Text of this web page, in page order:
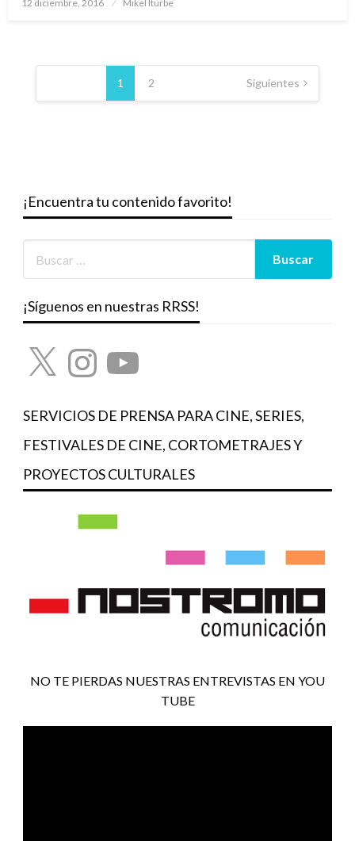
12 diciembre, 2016 Mikel Iturbe
Paginación
entradas
1 2 Siguientes
¡Encuentra tu contenido favorito!
¡Síguenos en nuestras RRSS!
X InstagramYouTube
SERVICIOS DE PRENSA PARA CINE, SERIES,
FESTIVALES DE CINE, CORTOMETRAJES Y
PROYECTOS CULTURALES
NO TE PIERDAS NUESTRAS ENTREVISTAS EN YOU
TUBE